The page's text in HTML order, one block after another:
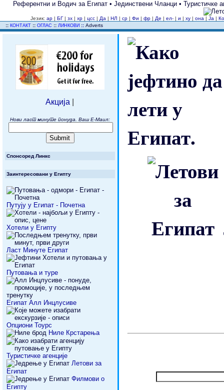
Референтни и Водич за Египат • Јединствени Чланци • Туристичке
Језик: ар | БГ | зх | хр | цсс | Да | НЛ | ср | Фи | фр | Де | ел- | и | ху | она | Ја |
:: КОНТАКТ :: ОГЛАС :: ЛИНКОВИ :: Adverts
Акција
Нови ласт минуте понуда. Ваш Е-Маил:
Спонсоред Линкс
Заинтересовани у Египту
Путују у Египат - Почетна
Хотели у Египту
Ласт Минуте Египат
Путовања и туре
Египат Алл Инцлусиве
Опциони Тоурс
Ниле Крстарења
Туристичке агенције
Летови за
Египат
Филмови о
Египту